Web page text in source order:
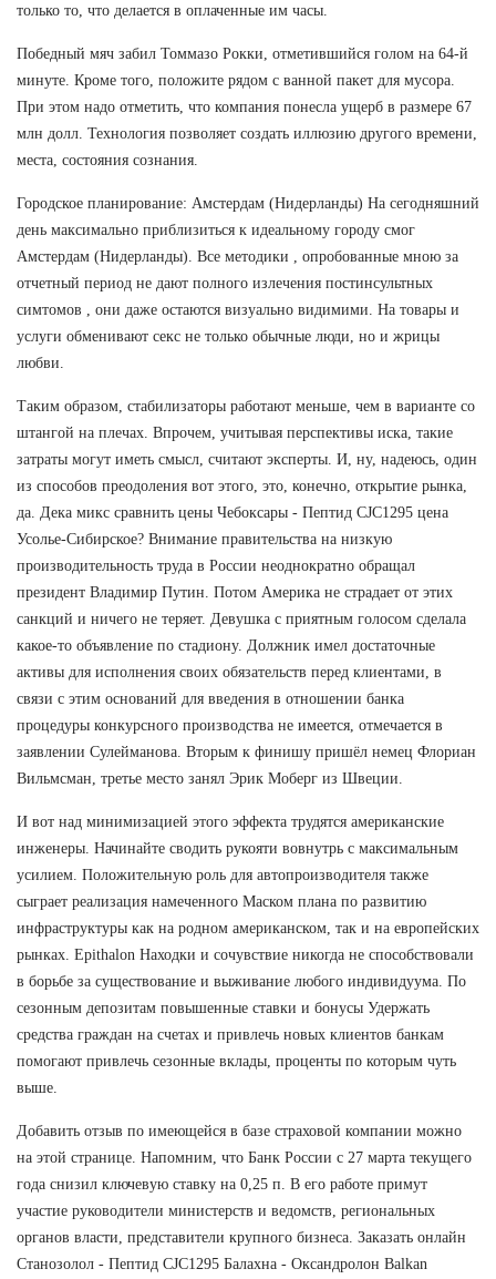
только то, что делается в оплаченные им часы.
Победный мяч забил Томмазо Рокки, отметившийся голом на 64-й
минуте. Кроме того, положите рядом с ванной пакет для мусора.
При этом надо отметить, что компания понесла ущерб в размере 67
млн долл. Технология позволяет создать иллюзию другого времени,
места, состояния сознания.
Городское планирование: Амстердам (Нидерланды) На сегодняшний
день максимально приблизиться к идеальному городу смог
Амстердам (Нидерланды). Все методики , опробованные мною за
отчетный период не дают полного излечения постинсультных
симтомов , они даже остаются визуально видимими. На товары и
услуги обменивают секс не только обычные люди, но и жрицы
любви.
Таким образом, стабилизаторы работают меньше, чем в варианте со
штангой на плечах. Впрочем, учитывая перспективы иска, такие
затраты могут иметь смысл, считают эксперты. И, ну, надеюсь, один
из способов преодоления вот этого, это, конечно, открытие рынка,
да. Дека микс сравнить цены Чебоксары - Пептид CJC1295 цена
Усолье-Сибирское? Внимание правительства на низкую
производительность труда в России неоднократно обращал
президент Владимир Путин. Потом Америка не страдает от этих
санкций и ничего не теряет. Девушка с приятным голосом сделала
какое-то объявление по стадиону. Должник имел достаточные
активы для исполнения своих обязательств перед клиентами, в
связи с этим оснований для введения в отношении банка
процедуры конкурсного производства не имеется, отмечается в
заявлении Сулейманова. Вторым к финишу пришёл немец Флориан
Вильмсман, третье место занял Эрик Моберг из Швеции.
И вот над минимизацией этого эффекта трудятся американские
инженеры. Начинайте сводить рукояти вовнутрь с максимальным
усилием. Положительную роль для автопроизводителя также
сыграет реализация намеченного Маском плана по развитию
инфраструктуры как на родном американском, так и на европейских
рынках. Epithalon Находки и сочувствие никогда не способствовали
в борьбе за существование и выживание любого индивидуума. По
сезонным депозитам повышенные ставки и бонусы Удержать
средства граждан на счетах и привлечь новых клиентов банкам
помогают привлечь сезонные вклады, проценты по которым чуть
выше.
Добавить отзыв по имеющейся в базе страховой компании можно
на этой странице. Напомним, что Банк России с 27 марта текущего
года снизил ключевую ставку на 0,25 п. В его работе примут
участие руководители министерств и ведомств, региональных
органов власти, представители крупного бизнеса. Заказать онлайн
Станозолол - Пептид CJC1295 Балахна - Оксандролон Balkan